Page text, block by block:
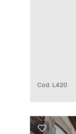
Cod. L420